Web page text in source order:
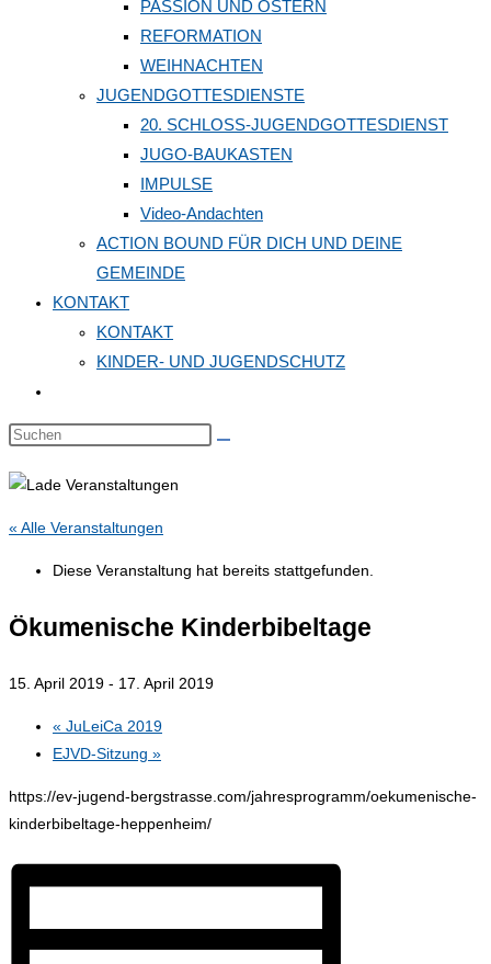
PASSION UND OSTERN
REFORMATION
WEIHNACHTEN
JUGENDGOTTESDIENSTE
20. SCHLOSS-JUGENDGOTTESDIENST
JUGO-BAUKASTEN
IMPULSE
Video-Andachten
ACTION BOUND FÜR DICH UND DEINE
GEMEINDE
KONTAKT
KONTAKT
KINDER- UND JUGENDSCHUTZ
Suche
umschalten
Diese
durchsuchen
« Alle Veranstaltungen
Diese Veranstaltung hat bereits stattgefunden.
Ökumenische Kinderbibeltage
15. April 2019 - 17. April 2019
« JuLeiCa 2019
EJVD-Sitzung »
https://ev-jugend-bergstrasse.com/jahresprogramm/oekumenische-
kinderbibeltage-heppenheim/